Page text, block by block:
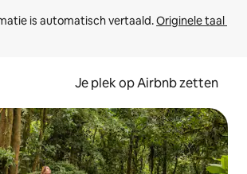
is automatisch vertaald. Originele taal
Je plek op Airbnb zetten